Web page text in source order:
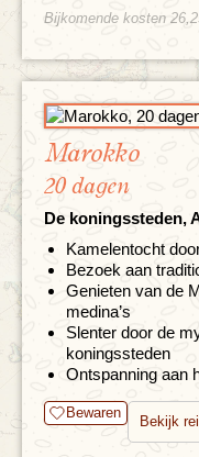
Bijkomende kosten
Marokko
20 dagen
De koningssteden,
Kamelentocht
Bezoek aan
Genieten van de
medina’s
Slenter door de
koningssteden
Ontspanning aan
Bewaren
Bekijk